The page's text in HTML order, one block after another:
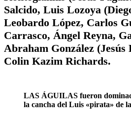
Salcido, Luis Lozoya
Leobardo López, Carlos
Carrasco, Ángel Reyna,
Abraham González (Jesús
Colin Kazim Richards.
LAS ÁGUILAS fueron
la cancha del Luis «pirata» de